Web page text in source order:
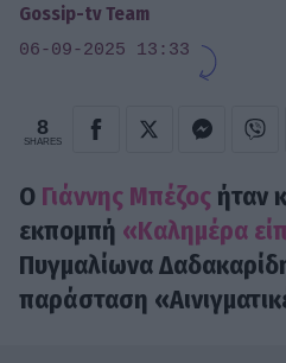
Gossip-tv Team
06-09-2025 13:33
8
SHARES
Ο Γιάννης Μπέζος ήταν
εκπομπή «Καλημέρα
Πυγμαλίωνα
παράσταση